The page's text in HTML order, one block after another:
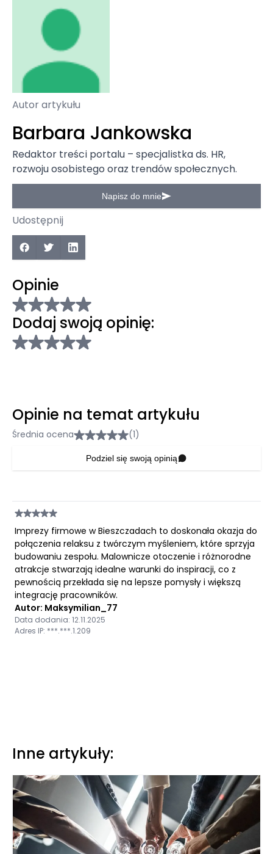
Autor artykułu
Barbara Jankowska
Redaktor treści portalu – specjalistka ds. HR,
rozwoju osobistego oraz trendów społecznych.
Napisz do mnie
Udostępnij
Opinie
Dodaj swoją opinię:
Opinie na temat artykułu
Średnia ocena (1)
Podziel się swoją opinią
Imprezy firmowe w Bieszczadach to doskonała okazja do
połączenia relaksu z twórczym myśleniem, które sprzyja
budowaniu zespołu. Malownicze otoczenie i różnorodne
atrakcje stwarzają idealne warunki do inspiracji, co z
pewnością przekłada się na lepsze pomysły i większą
integrację pracowników.
Autor: Maksymilian_77
Data dodania: 12.11.2025
Adres IP: ***.***.1.209
Inne artykuły: